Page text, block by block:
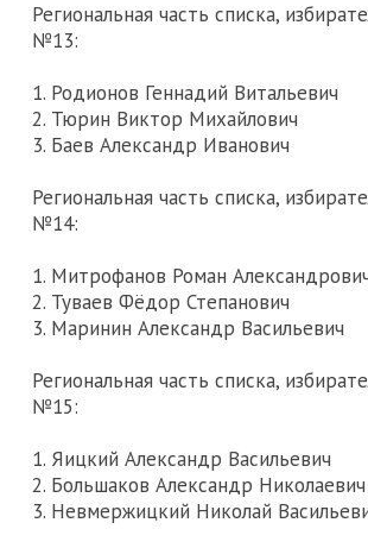
Региональная часть списка,
№13:
1. Родионов Геннадий Витальевич
2. Тюрин Виктор Михайлович
3. Баев Александр Иванович
Региональная часть списка,
№14:
1. Митрофанов Роман
2. Туваев Фёдор Степанович
3. Маринин Александр Васильевич
Региональная часть списка,
№15:
1. Яицкий Александр Васильевич
2. Большаков Александр Николаевич
3. Невмержицкий Николай